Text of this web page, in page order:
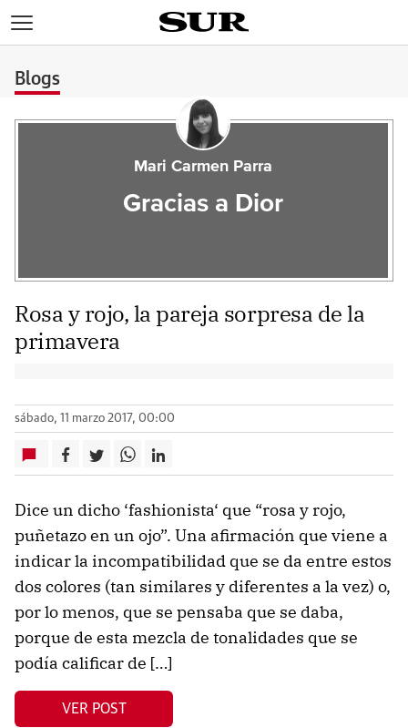
Blogs
Mari Carmen Parra
Gracias a Dior
Rosa y rojo, la pareja sorpresa de la
primavera
sábado, 11 marzo 2017, 00:00
Dice un dicho ‘fashionista‘ que “rosa y rojo,
puñetazo en un ojo”. Una afirmación que viene a
indicar la incompatibilidad que se da entre estos
dos colores (tan similares y diferentes a la vez) o,
por lo menos, que se pensaba que se daba,
porque de esta mezcla de tonalidades que se
podía calificar de […]
VER POST